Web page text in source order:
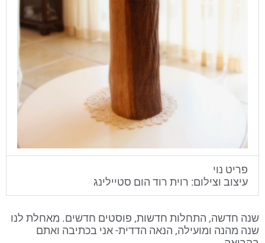
פריט נוי
עיצוב וצילום: רוית רוד הום סטיילינג
שנה חדשה, התחלות חדשות, פוסטים חדשים. מאחלת לנו
שנה מהנה ומועילה, הנאה הדדית- אני בכתיבה ואתם